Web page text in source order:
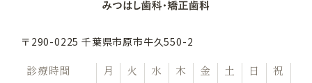
〒290-0225 千葉県市原市牛久550-2
診療時間 月 火 水 木 金 土 日
祝